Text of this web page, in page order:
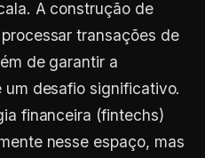
A construção de
transações de
de garantir a
desafio significativo.
financeira (fintechs)
nesse espaço, mas